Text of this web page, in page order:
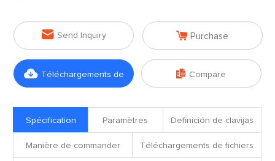
 Send Inquiry  Purchase
 Téléchargements de  Compare
Spécification Paramètres Definición de clavijas
Manière de commander Téléchargements de fichiers